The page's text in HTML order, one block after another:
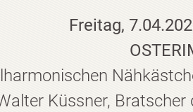
Freitag,
Küssner,